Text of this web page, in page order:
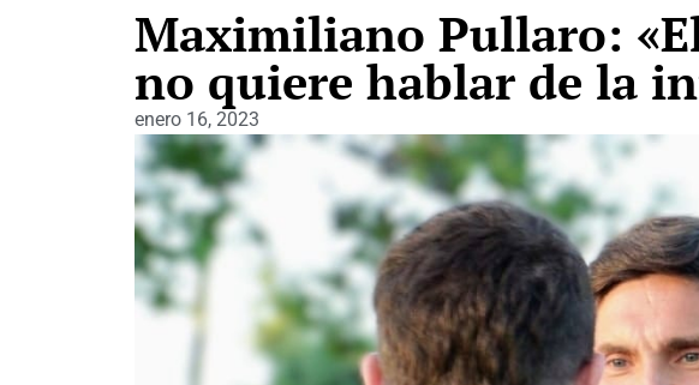
Maximiliano Pullaro:
no quiere hablar de la
enero 16, 2023